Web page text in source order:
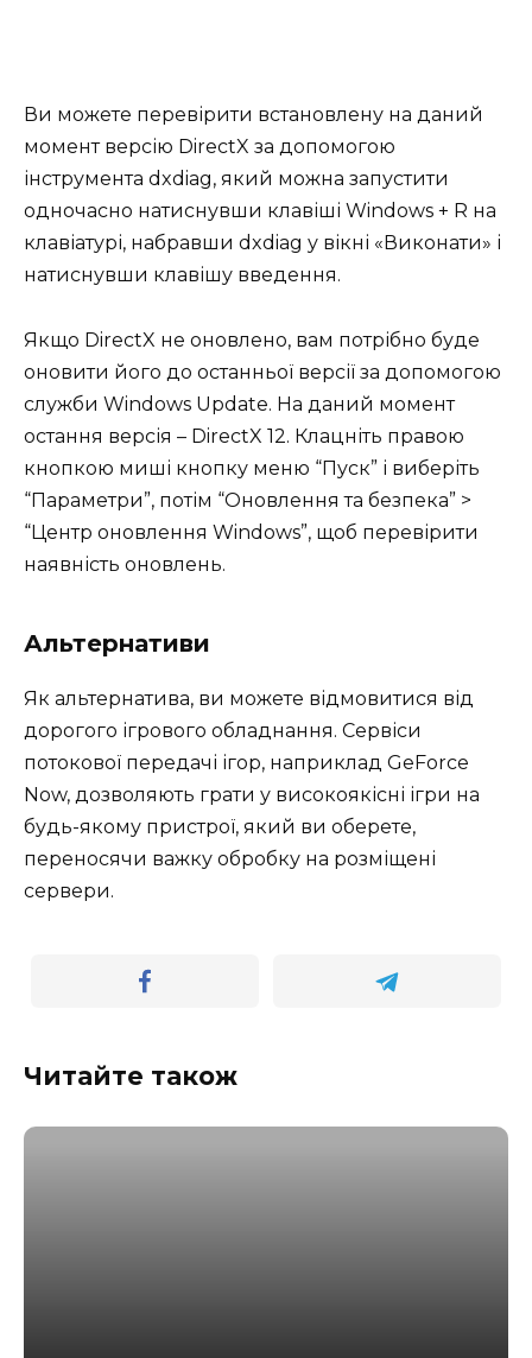
Ви можете перевірити встановлену на даний
момент версію DirectX за допомогою
інструмента dxdiag, який можна запустити
одночасно натиснувши клавіші Windows + R на
клавіатурі, набравши dxdiag у вікні «Виконати» і
натиснувши клавішу введення.
Якщо DirectX не оновлено, вам потрібно буде
оновити його до останньої версії за допомогою
служби Windows Update. На даний момент
остання версія – DirectX 12. Клацніть правою
кнопкою миші кнопку меню “Пуск” і виберіть
“Параметри”, потім “Оновлення та безпека” >
“Центр оновлення Windows”, щоб перевірити
наявність оновлень.
Альтернативи
Як альтернатива, ви можете відмовитися від
дорогого ігрового обладнання. Сервіси
потокової передачі ігор, наприклад GeForce
Now, дозволяють грати у високоякісні ігри на
будь-якому пристрої, який ви оберете,
переносячи важку обробку на розміщені
сервери.
Читайте також